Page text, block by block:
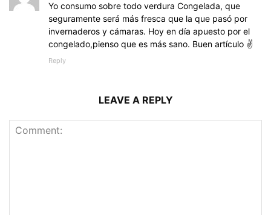
Yo consumo sobre todo verdura Congelada, que
seguramente será más fresca que la que pasó por
invernaderos y cámaras. Hoy en día apuesto por el
congelado,pienso que es más sano. Buen artículo ✌️
Reply
LEAVE A REPLY